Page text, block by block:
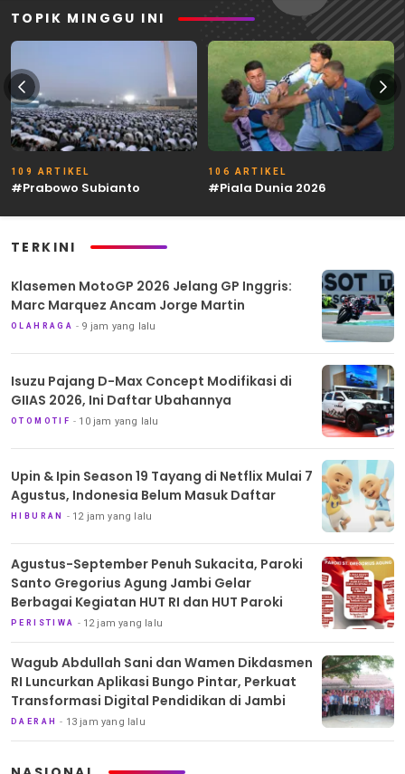
TOPIK MINGGU INI
109 ARTIKEL
#Prabowo Subianto
106 ARTIKEL
#Piala Dunia 2026
TERKINI
Klasemen MotoGP 2026 Jelang GP Inggris:
Marc Marquez Ancam Jorge Martin
OLAHRAGA 9 jam yang lalu
Isuzu Pajang D-Max Concept Modifikasi di
GIIAS 2026, Ini Daftar Ubahannya
OTOMOTIF 10 jam yang lalu
Upin & Ipin Season 19 Tayang di Netflix Mulai 7
Agustus, Indonesia Belum Masuk Daftar
HIBURAN 12 jam yang lalu
Agustus-September Penuh Sukacita, Paroki
Santo Gregorius Agung Jambi Gelar
Berbagai Kegiatan HUT RI dan HUT Paroki
PERISTIWA 12 jam yang lalu
Wagub Abdullah Sani dan Wamen Dikdasmen
RI Luncurkan Aplikasi Bungo Pintar, Perkuat
Transformasi Digital Pendidikan di Jambi
DAERAH 13 jam yang lalu